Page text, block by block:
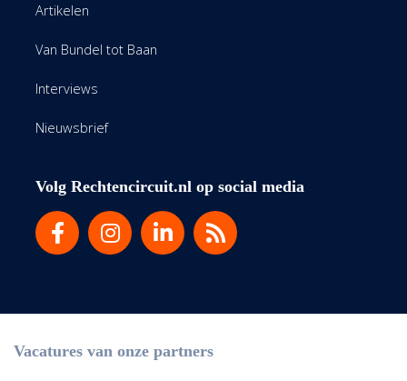
Artikelen
Van Bundel tot Baan
Interviews
Nieuwsbrief
Volg Rechtencircuit.nl op social media
Vacatures van onze partners